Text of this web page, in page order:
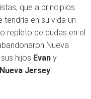
que a principios
en su vida un
repleto de dudas en el
Nueva
hijos Evan y
Nueva Jersey.